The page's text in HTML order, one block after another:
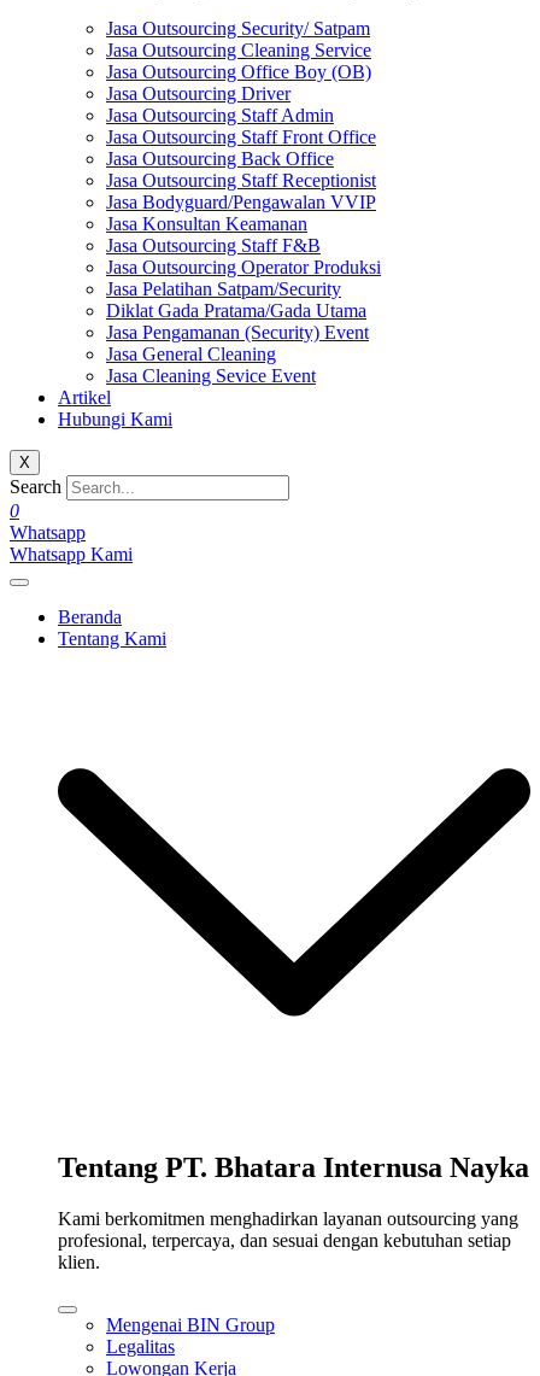
Jasa Outsourcing Security/ Satpam
Jasa Outsourcing Cleaning Service
Jasa Outsourcing Office Boy (OB)
Jasa Outsourcing Driver
Jasa Outsourcing Staff Admin
Jasa Outsourcing Staff Front Office
Jasa Outsourcing Back Office
Jasa Outsourcing Staff Receptionist
Jasa Bodyguard/Pengawalan VVIP
Jasa Konsultan Keamanan
Jasa Outsourcing Staff F&B
Jasa Outsourcing Operator Produksi
Jasa Pelatihan Satpam/Security
Diklat Gada Pratama/Gada Utama
Jasa Pengamanan (Security) Event
Jasa General Cleaning
Jasa Cleaning Sevice Event
Artikel
Hubungi Kami
X
Search
0
Whatsapp
Whatsapp Kami
Beranda
Tentang Kami
Tentang PT. Bhatara Internusa Nayka
Kami berkomitmen menghadirkan layanan outsourcing yang
profesional, terpercaya, dan sesuai dengan kebutuhan setiap
klien.
Mengenai BIN Group
Legalitas
Lowongan Kerja